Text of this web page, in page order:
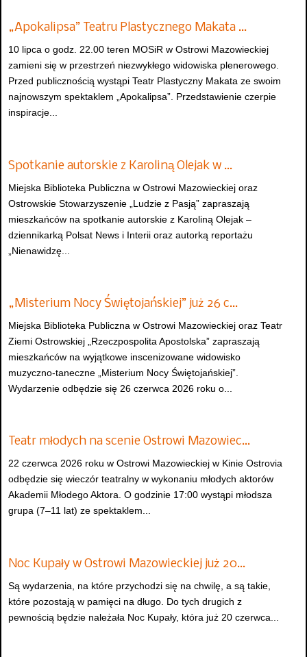
„Apokalipsa” Teatru Plastycznego Makata …
10 lipca o godz. 22.00 teren MOSiR w Ostrowi Mazowieckiej
zamieni się w przestrzeń niezwykłego widowiska plenerowego.
Przed publicznością wystąpi Teatr Plastyczny Makata ze swoim
najnowszym spektaklem „Apokalipsa”. Przedstawienie czerpie
inspiracje...
Spotkanie autorskie z Karoliną Olejak w …
Miejska Biblioteka Publiczna w Ostrowi Mazowieckiej oraz
Ostrowskie Stowarzyszenie „Ludzie z Pasją” zapraszają
mieszkańców na spotkanie autorskie z Karoliną Olejak –
dziennikarką Polsat News i Interii oraz autorką reportażu
„Nienawidzę...
„Misterium Nocy Świętojańskiej” już 26 c…
Miejska Biblioteka Publiczna w Ostrowi Mazowieckiej oraz Teatr
Ziemi Ostrowskiej „Rzeczpospolita Apostolska” zapraszają
mieszkańców na wyjątkowe inscenizowane widowisko
muzyczno-taneczne „Misterium Nocy Świętojańskiej”.
Wydarzenie odbędzie się 26 czerwca 2026 roku o...
Teatr młodych na scenie Ostrowi Mazowiec…
22 czerwca 2026 roku w Ostrowi Mazowieckiej w Kinie Ostrovia
odbędzie się wieczór teatralny w wykonaniu młodych aktorów
Akademii Młodego Aktora. O godzinie 17:00 wystąpi młodsza
grupa (7–11 lat) ze spektaklem...
Noc Kupały w Ostrowi Mazowieckiej już 20…
Są wydarzenia, na które przychodzi się na chwilę, a są takie,
które pozostają w pamięci na długo. Do tych drugich z
pewnością będzie należała Noc Kupały, która już 20 czerwca...